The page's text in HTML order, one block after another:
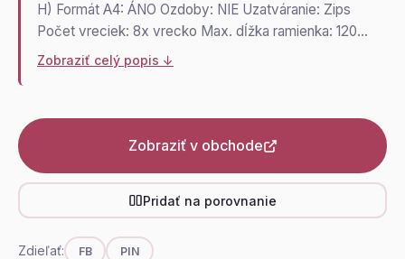
H) Formát A4: ÁNO Ozdoby: NIE Uzatváranie: Zips
Počet vreciek: 8x vrecko Max. dĺžka ramienka: 120…
Zobraziť celý popis ↓
Zobraziť v obchode
Pridať na porovnanie
Zdieľať: FB PIN